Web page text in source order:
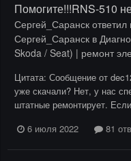
Помогите!!!RNS-510
Сергей_Саранск ответил
Сергей_Саранск в
Skoda / Seat) | ремонт
Цитата: Сообщение от
уже скачали? Нет, у нас
штатные ремонтирует.
6 июля 2022
81